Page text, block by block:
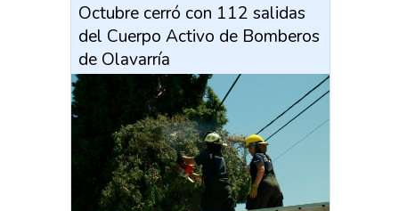
Octubre cerró con 112 salidas
del Cuerpo Activo de Bomberos
de Olavarría